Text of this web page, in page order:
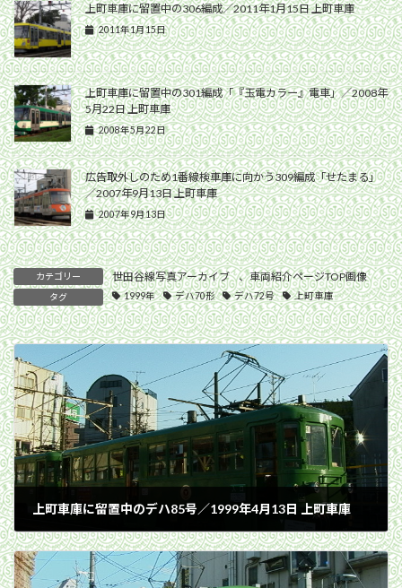
上町車庫に留置中の306編成／2011年1月15日 上町車庫
2011年1月15日
上町車庫に留置中の301編成「『玉電カラー』電車」／2008年
5月22日 上町車庫
2008年5月22日
広告取外しのため1番線検車庫に向かう309編成「せたまる」
／2007年9月13日 上町車庫
2007年9月13日
カテゴリー 世田谷線写真アーカイブ 、車両紹介ページTOP画像
タグ 1999年 デハ70形 デハ72号 上町車庫
上町車庫に留置中のデハ85号／1999年4月13日 上町車庫
1999年4月13日